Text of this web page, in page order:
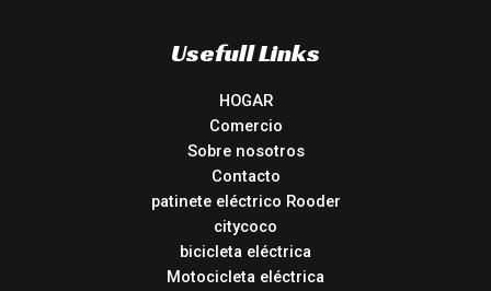
Usefull Links
HOGAR
Comercio
Sobre nosotros
Contacto
patinete eléctrico Rooder
citycoco
bicicleta eléctrica
Motocicleta eléctrica